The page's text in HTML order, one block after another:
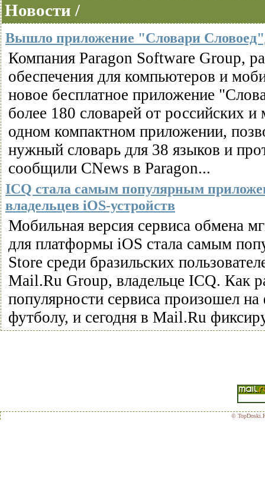
Новости /
Вышло приложение "Словари
Компания Paragon Software Group,
обеспечения для компьютеров и
новое бесплатное приложение
более 180 словарей от российских
одном компактном приложении,
нужный словарь для 38 языков и
сообщили CNews в Paragon...
ICQ стала самым популярным
владельцев iOS-устройств
Мобильная версия сервиса обмена
для платформы iOS стала самым
Store среди бразильских
Mail.Ru Group, владельце ICQ. Как
популярности сервиса произошел
футболу, и сегодня в Mail.Ru
©